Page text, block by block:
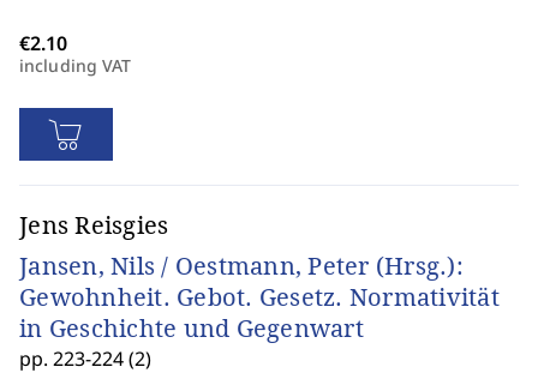
including VAT
Jens Reisgies
Jansen, Nils / Oestmann, Peter (Hrsg.):
Gewohnheit. Gebot. Gesetz. Normativität
in Geschichte und Gegenwart
pp. 223-224 (2)